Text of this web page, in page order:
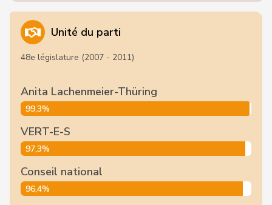
Unité du parti
48e législature (2007 - 2011)
Anita Lachenmeier-Thüring
99,3%
VERT-E-S
97,3%
Conseil national
96,4%